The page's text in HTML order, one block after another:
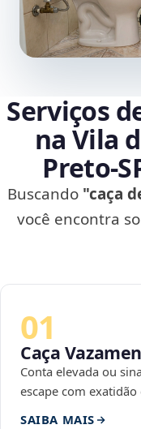
Serviços
na Vila
Buscando "caça
você encontra
01
Caça
Conta elevada ou
escape com
SAIBA MAIS